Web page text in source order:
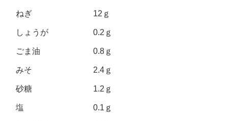
ねぎ 12ｇ
しょうが 0.2ｇ
ごま油 0.8ｇ
みそ 2.4ｇ
砂糖 1.2ｇ
塩 0.1ｇ